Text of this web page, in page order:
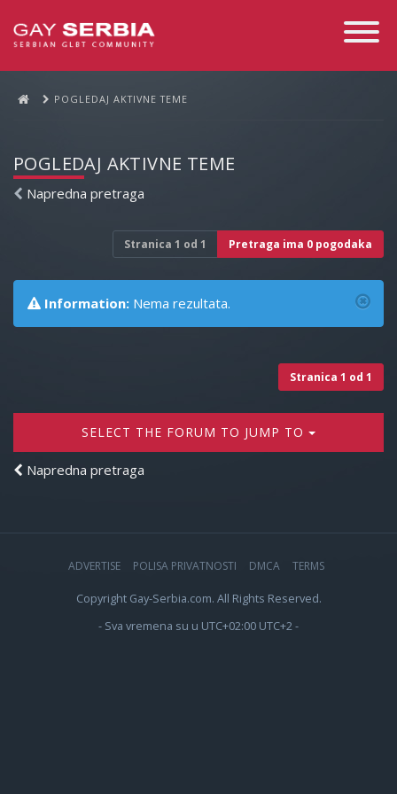
Toggle
POGLEDAJ AKTIVNE TEME
POGLEDAJ AKTIVNE TEME
Napredna pretraga
Stranica 1 od 1 Pretraga ima 0 pogodaka
Information: Nema rezultata.
Stranica 1 od 1
SELECT THE FORUM TO JUMP TO
Napredna pretraga
ADVERTISE POLISA PRIVATNOSTI DMCA TERMS
Copyright Gay-Serbia.com. All Rights Reserved.
- Sva vremena su u UTC+02:00 UTC+2 -